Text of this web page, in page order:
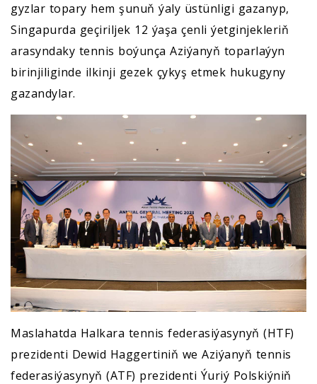
gyzlar topary hem şunuň ýaly üstünligi gazanyp,
Singapurda geçiriljek 12 ýaşa çenli ýetginjekleriň
arasyndaky tennis boýunça Aziýanyň toparlaýyn
birinjiliginde ilkinji gezek çykyş etmek hukugyny
gazandylar.
Maslahatda Halkara tennis federasiýasynyň (HTF)
prezidenti Dewid Haggertiniň we Aziýanyň tennis
federasiýasynyň (ATF) prezidenti Ýuriý Polskiýniň